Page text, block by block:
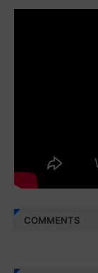
COMMENTS